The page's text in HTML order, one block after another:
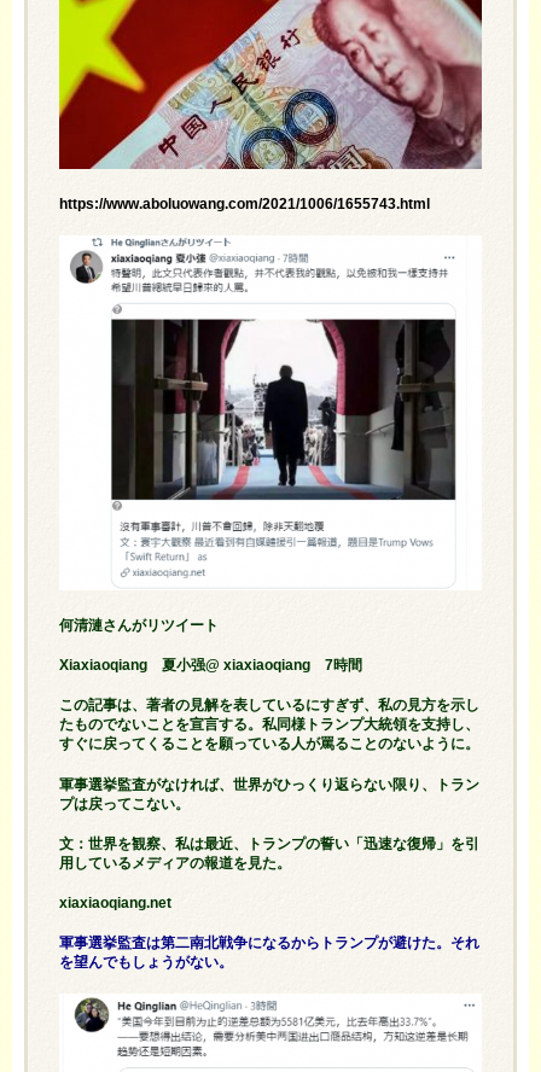
https://www.aboluowang.com/2021/1006/1655743.html
何清漣さんがリツイート
Xiaxiaoqiang 夏小强@ xiaxiaoqiang 7時間
この記事は、著者の見解を表しているにすぎず、私の見方を示し
たものでないことを宣言する。私同様トランプ大統領を支持し、
すぐに戻ってくることを願っている人が罵ることのないように。
軍事選挙監査がなければ、世界がひっくり返らない限り、トラン
プは戻ってこない。
文：世界を観察、私は最近、トランプの誓い「迅速な復帰」を引
用しているメディアの報道を見た。
xiaxiaoqiang.net
軍事選挙監査は第二南北戦争になるからトランプが避けた。それ
を望んでもしょうがない。